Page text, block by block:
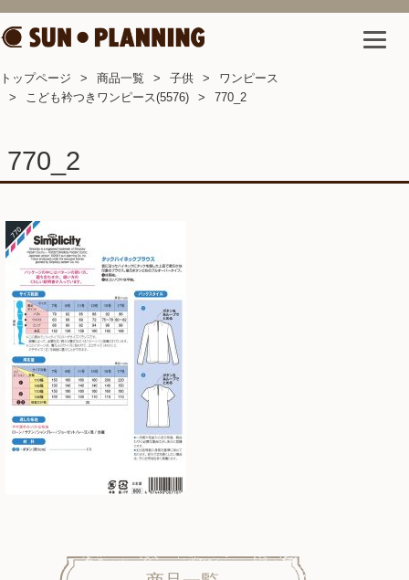
トップページ 商品一覧 子供
ワンピース
こども衿つきワンピース(5576)
770_2
770_2